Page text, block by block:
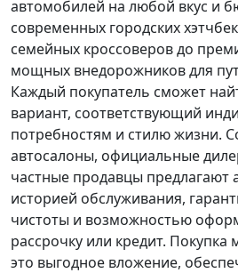
автомобилей на любой вкус и
современных городских
семейных кроссоверов до
мощных внедорожников для
Каждый покупатель сможет
вариант, соответствующий
потребностям и стилю жизни.
автосалоны, официальные
частные продавцы предлагают
историей обслуживания,
чистоты и возможностью
рассрочку или кредит.
это выгодное вложение,